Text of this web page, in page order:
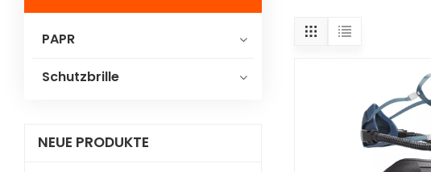
PAPR
Schutzbrille
NEUE PRODUKTE